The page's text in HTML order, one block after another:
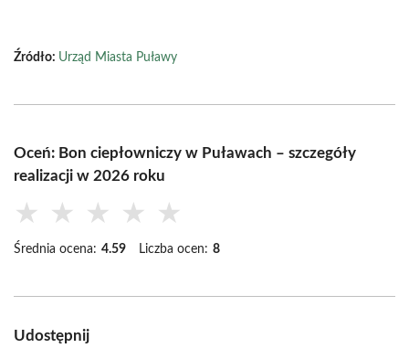
Źródło: Urząd Miasta Puławy
Oceń: Bon ciepłowniczy w Puławach – szczegóły
realizacji w 2026 roku
★ ★ ★ ★ ★
Średnia ocena: 4.59 Liczba ocen: 8
Udostępnij